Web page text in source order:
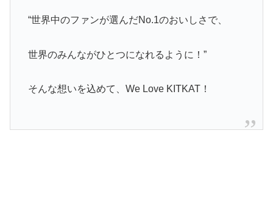
“世界中のファンが選んだNo.1のおいしさで、
世界のみんながひとつになれるように！”
そんな想いを込めて、We Love KITKAT！